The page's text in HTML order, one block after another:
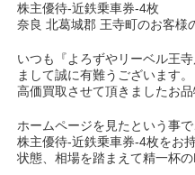
株主優待-近鉄乗車券-4枚
奈良 北葛城郡 王寺町のお客様
いつも『よろずやリーベル王
まして誠に有難うございます。
高価買取させて頂きましたお
ホームページを見たという事で
株主優待-近鉄乗車券-4枚をお
状態、相場を踏まえて精一杯